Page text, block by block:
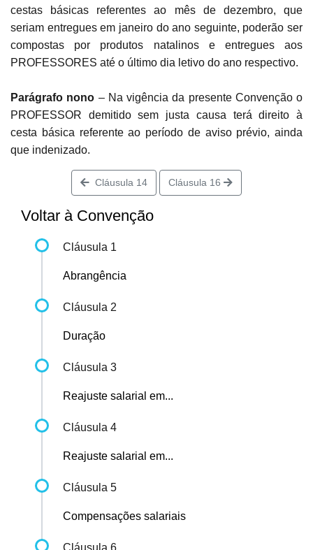
cestas básicas referentes ao mês de dezembro, que
seriam entregues em janeiro do ano seguinte, poderão ser
compostas por produtos natalinos e entregues aos
PROFESSORES até o último dia letivo do ano respectivo.
Parágrafo nono – Na vigência da presente Convenção o
PROFESSOR demitido sem justa causa terá direito à
cesta básica referente ao período de aviso prévio, ainda
que indenizado.
Cláusula 14 Cláusula 16
Voltar à Convenção
Cláusula 1
Abrangência
Cláusula 2
Duração
Cláusula 3
Reajuste salarial em...
Cláusula 4
Reajuste salarial em...
Cláusula 5
Compensações salariais